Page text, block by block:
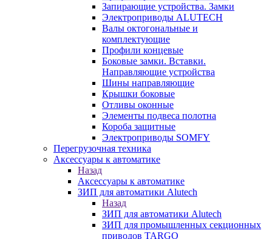
Запирающие устройства. Замки
Электроприводы ALUTECH
Валы октогональные и
комплектующие
Профили концевые
Боковые замки. Вставки.
Направляющие устройства
Шины направляющие
Крышки боковые
Отливы оконные
Элементы подвеса полотна
Короба защитные
Электроприводы SOMFY
Перегрузочная техника
Аксессуары к автоматике
Назад
Аксессуары к автоматике
ЗИП для автоматики Alutech
Назад
ЗИП для автоматики Alutech
ЗИП для промышленных секционных
приводов TARGO